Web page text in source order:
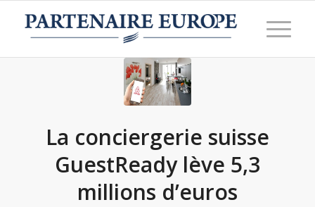
La conciergerie suisse
GuestReady lève 5,3
millions d’euros